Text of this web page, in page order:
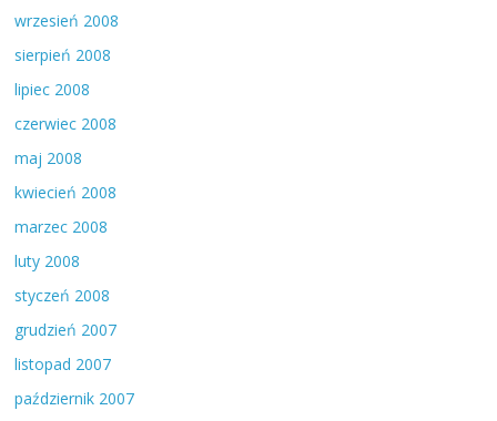
wrzesień 2008
sierpień 2008
lipiec 2008
czerwiec 2008
maj 2008
kwiecień 2008
marzec 2008
luty 2008
styczeń 2008
grudzień 2007
listopad 2007
październik 2007